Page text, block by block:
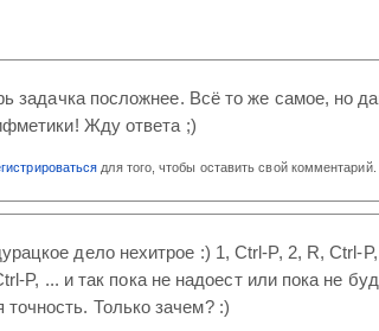
задачка посложнее. Всё то же самое, но
Жду ответа ;)
для того, чтобы оставить свой комментарий.
дело нехитрое :) 1, Ctrl-P, 2, R, Ctrl-
P, ... и так пока не надоест или пока не
точность. Только зачем? :)